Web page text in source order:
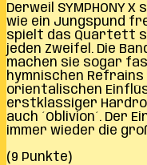
Derweil SYMPHONY
wie ein Jungspund
spielt das Quartett
jeden Zweifel. Die
machen sie sogar
hymnischen Refrains
orientalischen
erstklassiger
auch ´Oblivion´.
immer wieder die
(9 Punkte)